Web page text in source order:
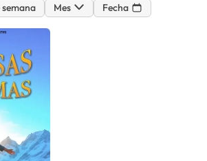
semana Mes Fecha